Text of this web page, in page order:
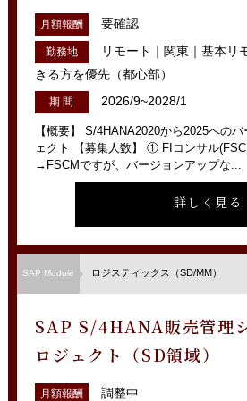
月額報酬 要確認
勤務地
リモート｜関東｜基本リ
きる方を優先（都心部）
期 間 2026/9~2028/1
【概要】 S/4HANA2020から2025への
ェクト 【募集人数】 ① FIコンサル
→FSCMですが、バージョンアップな...
詳しく見る
SAP Module ロジスティックス（SD/MM）
SAP S/4HANA販売管理
ロジェクト（SD領域）
月額報酬 調整中